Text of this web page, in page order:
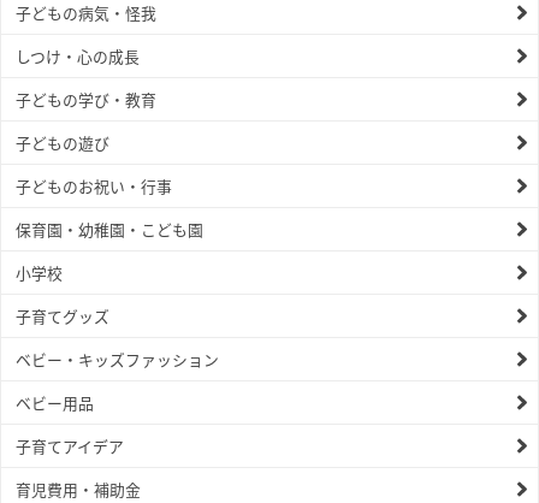
子どもの病気・怪我
しつけ・心の成長
子どもの学び・教育
子どもの遊び
子どものお祝い・行事
保育園・幼稚園・こども園
小学校
子育てグッズ
ベビー・キッズファッション
ベビー用品
子育てアイデア
育児費用・補助金